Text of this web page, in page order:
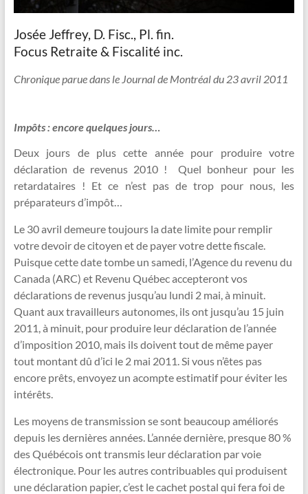
vous
y
rêvez
!
Josée Jeffrey, D. Fisc., Pl. fin.
Focus Retraite & Fiscalité inc.
Chronique parue dans le Journal de Montréal du 23 avril 2011
Impôts : encore quelques jours…
Deux jours de plus cette année pour produire votre
déclaration de revenus 2010 ! Quel bonheur pour les
retardataires ! Et ce n’est pas de trop pour nous, les
préparateurs d’impôt…
Le 30 avril demeure toujours la date limite pour remplir
votre devoir de citoyen et de payer votre dette fiscale.
Puisque cette date tombe un samedi, l’Agence du revenu du
Canada (ARC) et Revenu Québec accepteront vos
déclarations de revenus jusqu’au lundi 2 mai, à minuit.
Quant aux travailleurs autonomes, ils ont jusqu’au 15 juin
2011, à minuit, pour produire leur déclaration de l’année
d’imposition 2010, mais ils doivent tout de même payer
tout montant dû d’ici le 2 mai 2011. Si vous n’êtes pas
encore prêts, envoyez un acompte estimatif pour éviter les
intérêts.
Les moyens de transmission se sont beaucoup améliorés
depuis les dernières années. L’année dernière, presque 80 %
des Québécois ont transmis leur déclaration par voie
électronique. Pour les autres contribuables qui produisent
une déclaration papier, c’est le cachet postal qui fera foi de